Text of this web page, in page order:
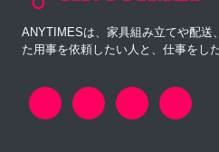
ANYTIMESは、家具組み立てや配送
た用事を依頼したい人と、仕事をし